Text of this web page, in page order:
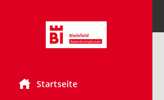
Startseite